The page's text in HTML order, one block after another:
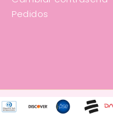
Pedidos